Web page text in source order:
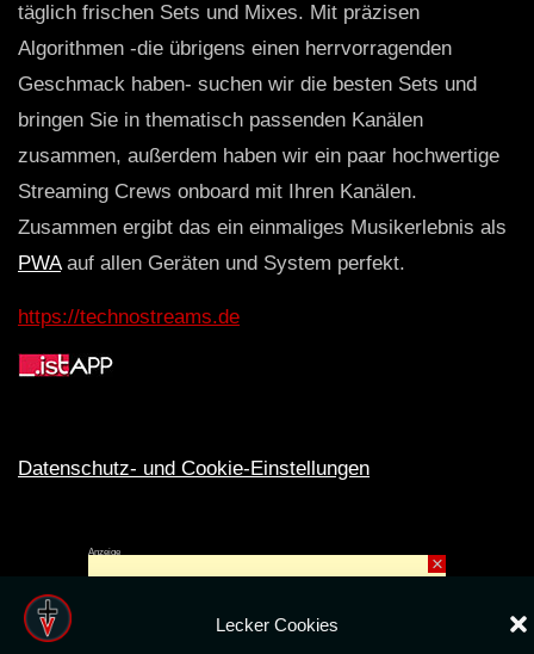
Lecker Cookies
täglich frischen Sets und Mixes. Mit präzisen
Algorithmen -die übrigens einen herrvorragenden
Geschmack haben- suchen wir die besten Sets und
bringen Sie in thematisch passenden Kanälen
zusammen, außerdem haben wir ein paar hochwertige
Streaming Crews onboard mit Ihren Kanälen.
Zusammen ergibt das ein einmaliges Musikerlebnis als
PWAauf allen Geräten und System perfekt.
https://technostreams.de
Datenschutz- und Cookie-Einstellungen
Rechte ins All © 2024. Erstellt mit
NUTZUNG
Anzeige
×